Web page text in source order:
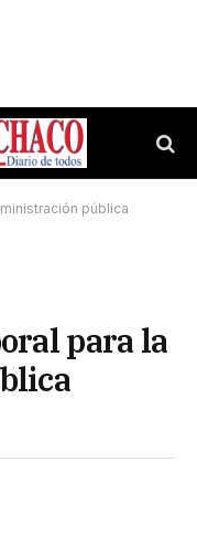
pública
para la